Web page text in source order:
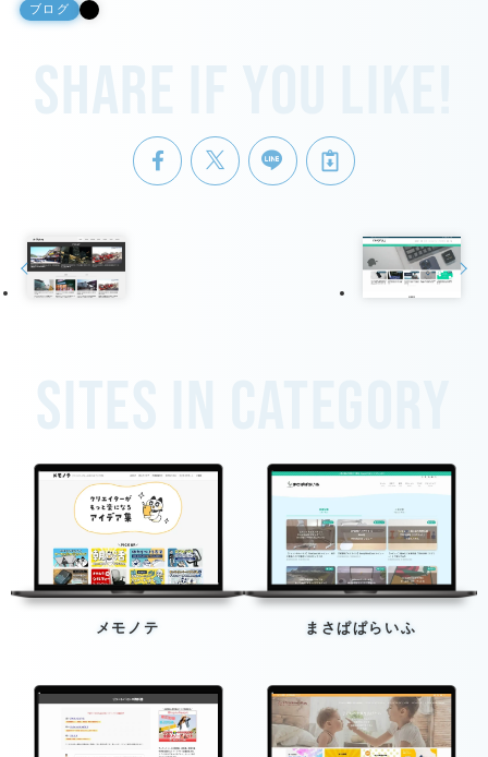
ブログ
Share if you like!
Sites in category
メモノテ まさぱぱらいふ